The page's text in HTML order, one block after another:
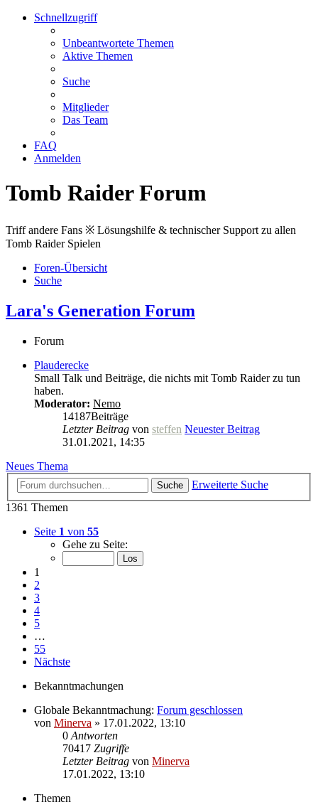
Schnellzugriff
Unbeantwortete Themen
Aktive Themen
Suche
Mitglieder
Das Team
FAQ
Anmelden
Tomb Raider Forum
Triff andere Fans ※ Lösungshilfe & technischer Support zu allen
Tomb Raider Spielen
Foren-Übersicht
Suche
Lara's Generation Forum
Forum
Plauderecke
Small Talk und Beiträge, die nichts mit Tomb Raider zu tun
haben.
Moderator: Nemo
14187Beiträge
Letzter Beitrag von steffen Neuester Beitrag
31.01.2021, 14:35
Neues Thema
Suche
Erweiterte Suche
1361 Themen
Seite 1 von 55
Gehe zu Seite:
1
2
3
4
5
…
55
Nächste
Bekanntmachungen
Globale Bekanntmachung: Forum geschlossen
von Minerva » 17.01.2022, 13:10
0 Antworten
70417 Zugriffe
Letzter Beitrag von Minerva
17.01.2022, 13:10
Themen